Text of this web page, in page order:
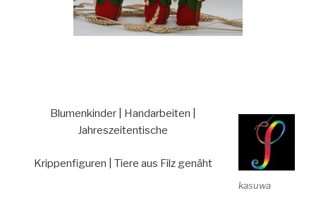
kasuwa
Blumenkinder | Handarbeiten |
Jahreszeitentische
Krippenfiguren | Tiere aus Filz genäht